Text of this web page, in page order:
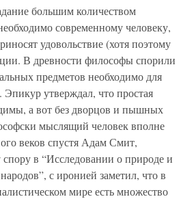
большим количеством
современному человеку,
удовольствие (хотя поэтому
В древности философы спорили
предметов необходимо для
Эпикур утверждал, что простая
а вот без дворцов и пышных
мыслящий человек вполне
веков спустя Адам Смит,
спору в “Исследовании о природе и
с иронией заметил, что в
мире есть множество